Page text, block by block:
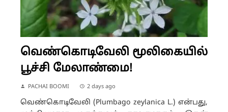
வெண்கொடிவேலி மூலிகையில்
பூச்சி மேலாண்மை!
PACHAI BOOMI 2 days ago
வெண்கொடிவேலி (Plumbago zeylanica L.) என்பது,